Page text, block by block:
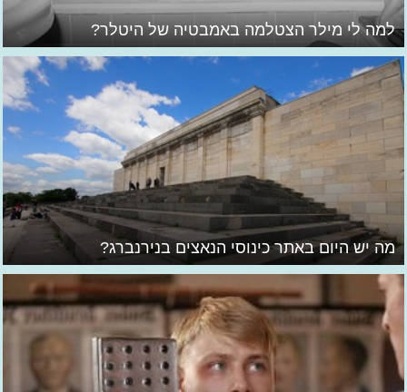
למה לי מילר הצטלמה באמבטיה של היטלר?
מה יש היום באתר כינוסי הנאצים בנירנברג?